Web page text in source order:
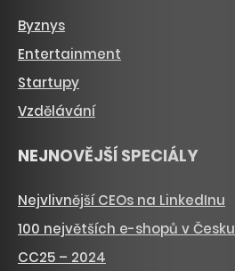
Byznys
Entertainment
Startupy
Vzdělávání
NEJNOVĚJŠÍ SPECIÁLY
Nejvlivnější CEOs na LinkedInu
100 největších e-shopů v Česku
CC25 – 2024